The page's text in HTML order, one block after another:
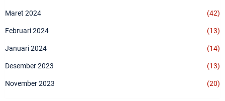
Maret 2024 (42)
Februari 2024 (13)
Januari 2024 (14)
Desember 2023 (13)
November 2023 (20)